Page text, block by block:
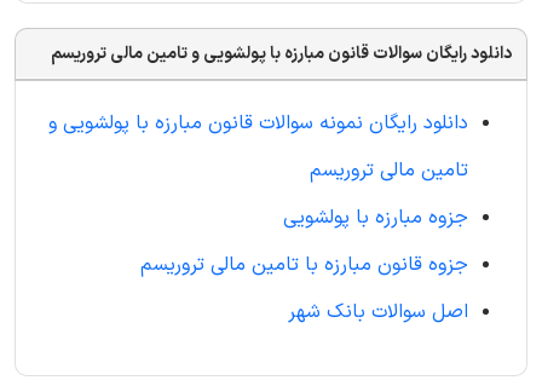
دانلود رایگان سوالات قانون مبارزه با پولشویی و تامین مالی تروریسم
دانلود رایگان نمونه سوالات قانون مبارزه با پولشویی و
تامین مالی تروریسم
جزوه مبارزه با پولشویی
جزوه قانون مبارزه با تامین مالی تروریسم
اصل سوالات بانک شهر